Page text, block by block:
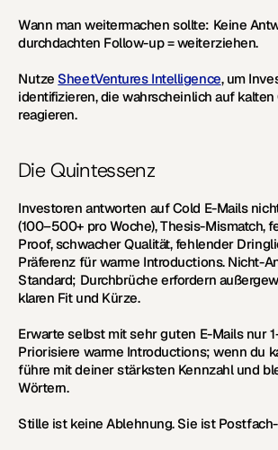
Wann man weitermachen sollte: Keine
durchdachten Follow-up = weiterziehen.
Nutze SheetVentures Intelligence, um
identifizieren, die wahrscheinlich auf kalten
reagieren.
Die Quintessenz
Investoren antworten auf Cold E-Mails
(100–500+ pro Woche), Thesis-Mismatch,
Proof, schwacher Qualität, fehlender
Präferenz für warme Introductions. Nicht-
Standard; Durchbrüche erfordern
klaren Fit und Kürze.
Erwarte selbst mit sehr guten E-Mails nur
Priorisiere warme Introductions; wenn du
führe mit deiner stärksten Kennzahl und
Wörtern.
Stille ist keine Ablehnung. Sie ist